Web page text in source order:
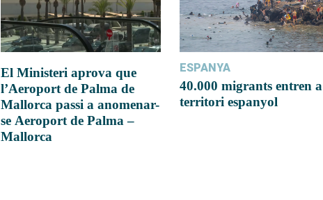
El Ministeri aprova que
l’Aeroport de Palma de
Mallorca passi a anomenar-
se Aeroport de Palma –
Mallorca
ESPANYA
40.000 migrants entren a
territori espanyol